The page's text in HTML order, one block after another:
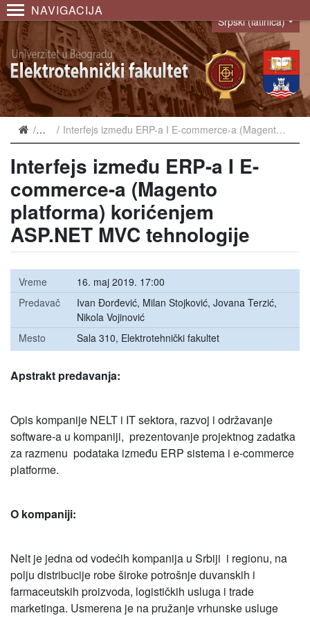
NAVIGACIJA
Language
Srpski (latinica)
NajaveInterfejs između ERP-a I E-commerce-a (Magento platforma) korićenjem ASP.NET MVC tehnologije
Interfejs između ERP-a I E-
commerce-a (Magento
platforma) korićenjem
ASP.NET MVC tehnologije
Vreme
16. maj 2019. 17:00
Predavač
Ivan Đorđević, Milan Stojković, Jovana Terzić,
Nikola Vojinović
Mesto
Sala 310, Elektrotehnički fakultet
Apstrakt predavanja:
Opis kompanije NELT i IT sektora, razvoj i održavanje
software-a u kompaniji, prezentovanje projektnog zadatka
za razmenu podataka između ERP sistema i e-commerce
platforme.
O kompaniji:
Nelt je jedna od vodećih kompanija u Srbiji i regionu, na
polju distribucije robe široke potrošnje duvanskih i
farmaceutskih proizvoda, logističkih usluga i trade
marketinga. Usmerena je na pružanje vrhunske usluge